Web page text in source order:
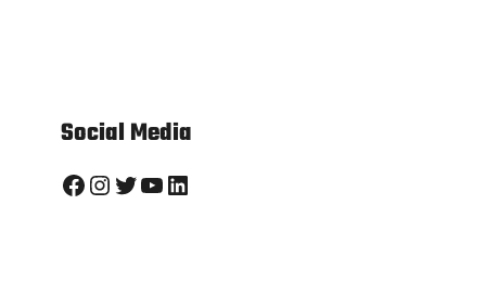
Social Media
Facebook InstagramTwitter YouTube LinkedIn